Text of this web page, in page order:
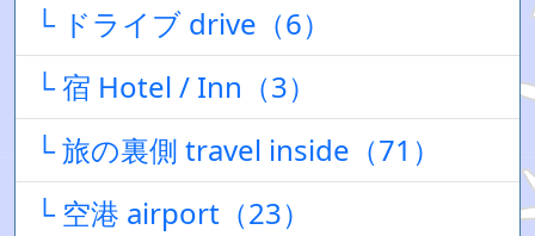
└ ドライブ drive（6）
└ 宿 Hotel / Inn（3）
└ 旅の裏側 travel inside（71）
└ 空港 airport（23）